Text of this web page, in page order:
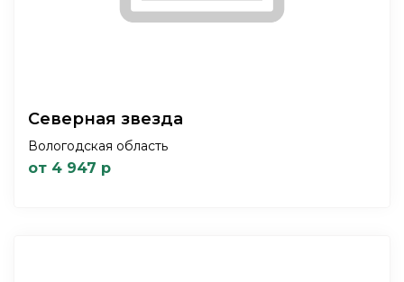
Северная звезда
Вологодская область
от 4 947 р